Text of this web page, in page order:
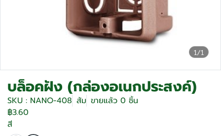
1/1
บล็อคฝัง (กล่องอเนกประสงค์)
SKU : NANO-408 ส้ม ขายแล้ว 0 ชิ้น
฿3.60
สี